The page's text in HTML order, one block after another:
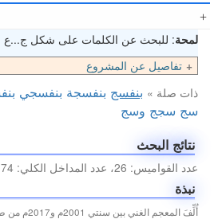
لمحة: للبحث عن الكلمات على شكل ج...ع
تفاصيل عن المشروع
ذات صلة » بنفسج بنفسجة بنفسجي
سج سجج وسج
نتائج البحث
عدد القواميس: 26، عدد المداخل الكلي: 74 (0.12 ثانية)
نبذة
أُلِّفَ المعجم الغني بين سنتي 2001م و2017م من طرف عبد الغني أبو العزم.